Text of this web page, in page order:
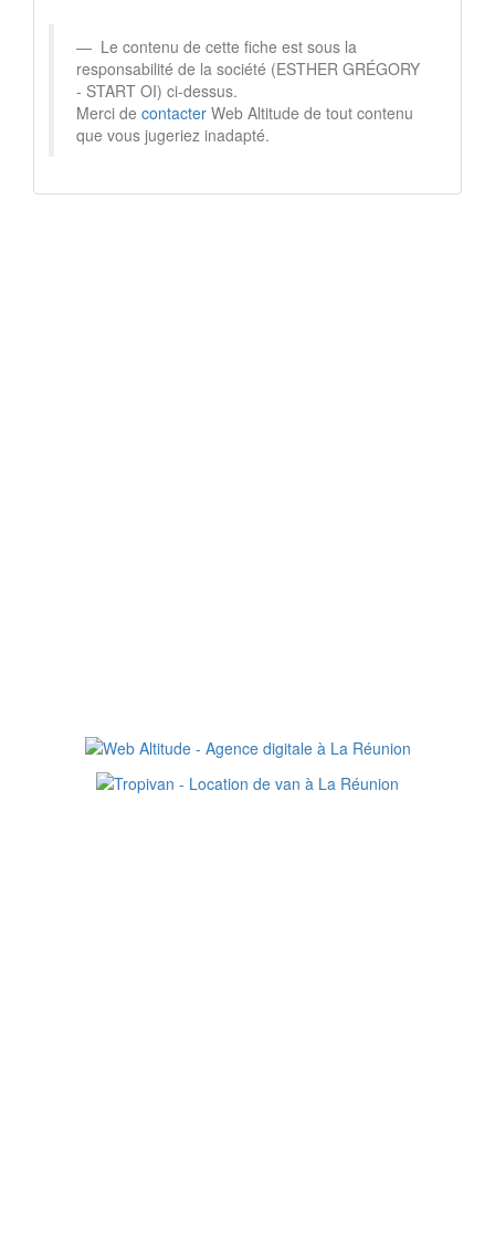
Le contenu de cette fiche est sous la
responsabilité de la société (ESTHER GRÉGORY
- START OI) ci-dessus.
Merci de contacter Web Altitude de tout contenu
que vous jugeriez inadapté.